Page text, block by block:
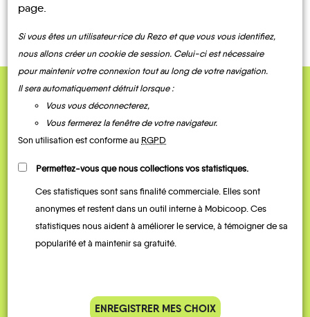
QUELQUES
Témoignages
parking de la gare est toujours
page.
Si vous êtes un utilisateur·rice du Rezo et que vous vous identifiez,
nous allons créer un cookie de session. Celui-ci est nécessaire
pour maintenir votre connexion tout au long de votre navigation.
Il sera automatiquement détruit lorsque :
Vous vous déconnecterez,
Vous fermerez la fenêtre de votre navigateur.
Son utilisation est conforme au RGPD
Permettez-vous que nous collections vos statistiques.
Ces statistiques sont sans finalité commerciale. Elles sont
anonymes et restent dans un outil interne à Mobicoop. Ces
statistiques nous aident à améliorer le service, à témoigner de sa
popularité et à maintenir sa gratuité.
ENREGISTRER MES CHOIX